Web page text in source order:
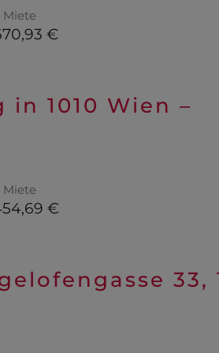
Miete
€
1010 Wien –
Miete
€
33,